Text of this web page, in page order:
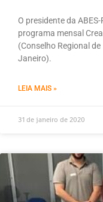
O presidente da
programa mensal
(Conselho Regional
Janeiro).
LEIA MAIS »
31 de janeiro de 2020